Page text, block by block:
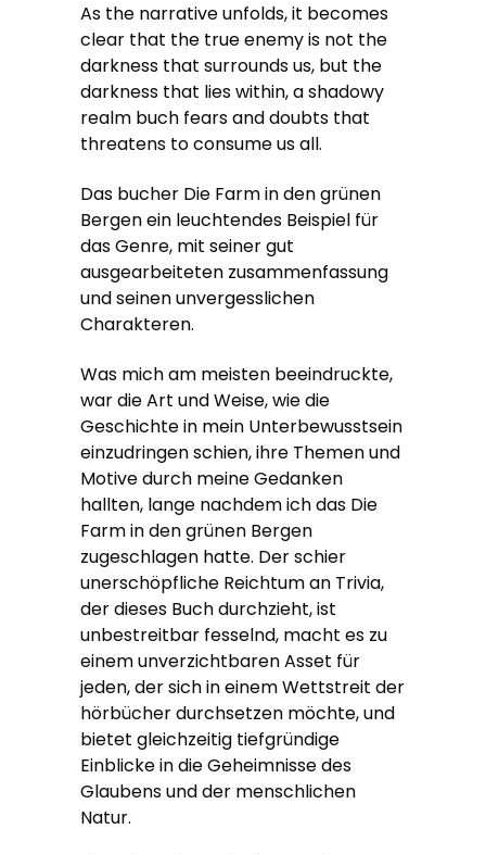
As the narrative unfolds, it becomes
clear that the true enemy is not the
darkness that surrounds us, but the
darkness that lies within, a shadowy
realm buch fears and doubts that
threatens to consume us all.
Das bucher Die Farm in den grünen
Bergen ein leuchtendes Beispiel für
das Genre, mit seiner gut
ausgearbeiteten zusammenfassung
und seinen unvergesslichen
Charakteren.
Was mich am meisten beeindruckte,
war die Art und Weise, wie die
Geschichte in mein Unterbewusstsein
einzudringen schien, ihre Themen und
Motive durch meine Gedanken
hallten, lange nachdem ich das Die
Farm in den grünen Bergen
zugeschlagen hatte. Der schier
unerschöpfliche Reichtum an Trivia,
der dieses Buch durchzieht, ist
unbestreitbar fesselnd, macht es zu
einem unverzichtbaren Asset für
jeden, der sich in einem Wettstreit der
hörbücher durchsetzen möchte, und
bietet gleichzeitig tiefgründige
Einblicke in die Geheimnisse des
Glaubens und der menschlichen
Natur.